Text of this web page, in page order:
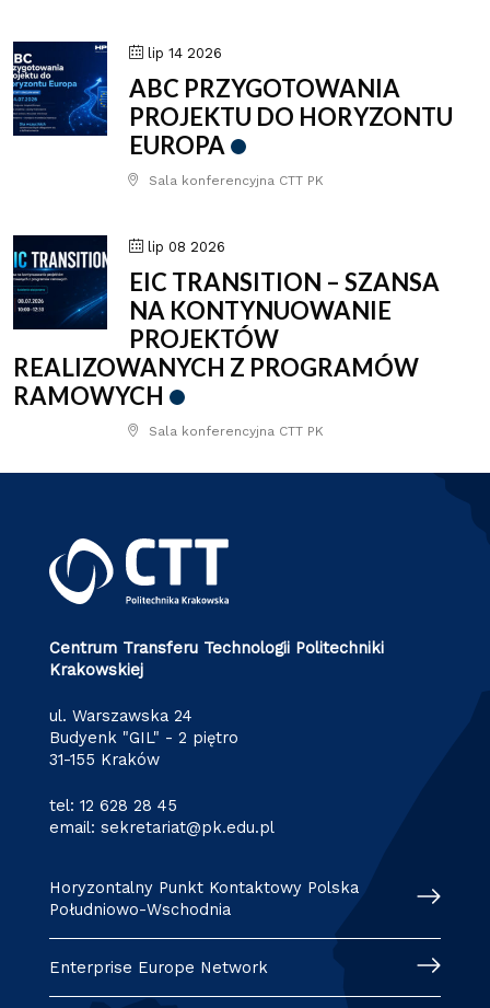
lip 14 2026
ABC PRZYGOTOWANIA
PROJEKTU DO HORYZONTU
EUROPA
Sala konferencyjna CTT PK
lip 08 2026
EIC TRANSITION – SZANSA
NA KONTYNUOWANIE
PROJEKTÓW
REALIZOWANYCH Z PROGRAMÓW
RAMOWYCH
Sala konferencyjna CTT PK
Centrum Transferu Technologii Politechniki
Krakowskiej
ul. Warszawska 24
Budyenk "GIL" - 2 piętro
31-155 Kraków
tel: 12 628 28 45
email: sekretariat@pk.edu.pl
Horyzontalny Punkt Kontaktowy Polska
Południowo-Wschodnia
Enterprise Europe Network